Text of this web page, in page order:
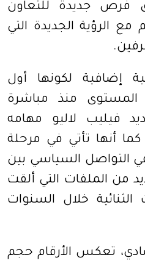
فرص جديدة للتعاون
مع الرؤية الجديدة التي
إضافية لكونها أول
المستوى منذ مباشرة
فيليب لاليو مهامه
كما أنها تأتي في مرحلة
التواصل السياسي بين
من الملفات التي ألقت
الثنائية خلال السنوات
تعكس الأرقام حجم